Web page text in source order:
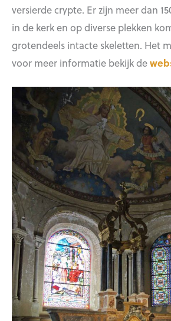
versierde crypte. Er zijn meer dan
in de kerk en op diverse plekken
grotendeels intacte skeletten. Het
voor meer informatie bekijk de